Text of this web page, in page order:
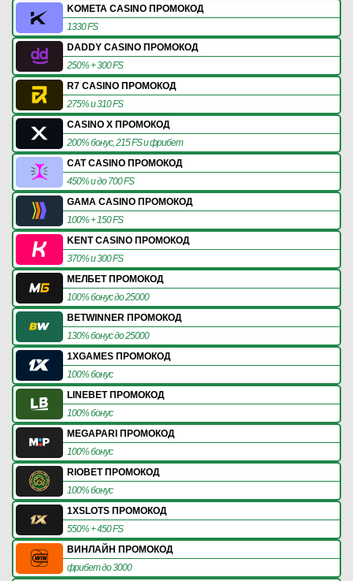
KOMETA CASINO ПРОМОКОД
1330 FS
DADDY CASINO ПРОМОКОД
250% + 300 FS
R7 CASINO ПРОМОКОД
275% и 310 FS
CASINO X ПРОМОКОД
200% бонус, 215 FS и фрибет
CAT CASINO ПРОМОКОД
450% и до 700 FS
GAMA CASINO ПРОМОКОД
100% + 150 FS
KENT CASINO ПРОМОКОД
370% и 300 FS
МЕЛБЕТ ПРОМОКОД
100% бонус до 25000
BETWINNER ПРОМОКОД
130% бонус до 25000
1XGAMES ПРОМОКОД
100% бонус
LINEBET ПРОМОКОД
100% бонус
MEGAPARI ПРОМОКОД
100% бонус
RIOBET ПРОМОКОД
100% бонус
1XSLOTS ПРОМОКОД
550% + 450 FS
ВИНЛАЙН ПРОМОКОД
фрибет до 3000